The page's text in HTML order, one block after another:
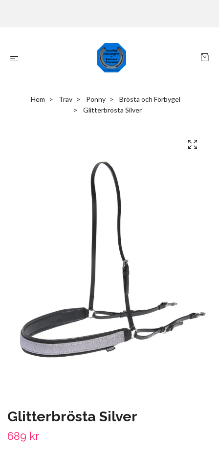
Hem Trav Ponny
Brösta och Förbygel
Glitterbrösta Silver
Glitterbrösta Silver
689 kr